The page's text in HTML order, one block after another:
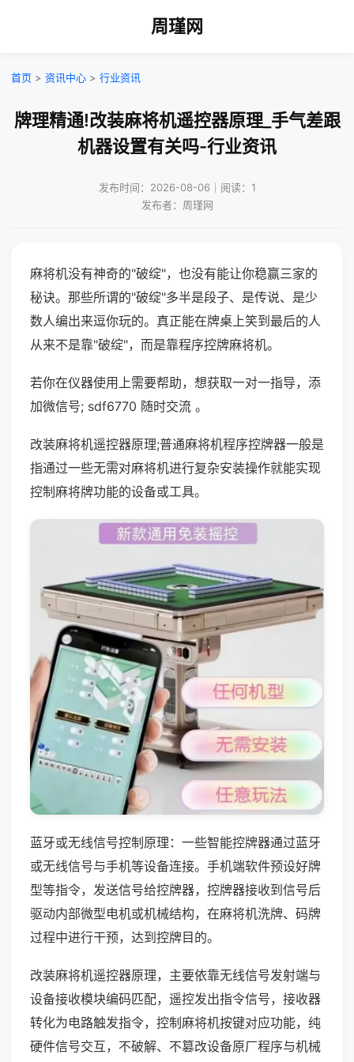
周瑾网
首页 > 资讯中心 > 行业资讯
牌理精通!改装麻将机遥控器原理_手气差跟
机器设置有关吗-行业资讯
发布时间：2026-08-06｜阅读：1
发布者：周瑾网
麻将机没有神奇的"破绽"，也没有能让你稳赢三家的
秘诀。那些所谓的"破绽"多半是段子、是传说、是少
数人编出来逗你玩的。真正能在牌桌上笑到最后的人
从来不是靠"破绽"，而是靠程序控牌麻将机。
若你在仪器使用上需要帮助，想获取一对一指导，添
加微信号; sdf6770 随时交流 。
改装麻将机遥控器原理;普通麻将机程序控牌器一般是
指通过一些无需对麻将机进行复杂安装操作就能实现
控制麻将牌功能的设备或工具。
蓝牙或无线信号控制原理：一些智能控牌器通过蓝牙
或无线信号与手机等设备连接。手机端软件预设好牌
型等指令，发送信号给控牌器，控牌器接收到信号后
驱动内部微型电机或机械结构，在麻将机洗牌、码牌
过程中进行干预，达到控牌目的。
改装麻将机遥控器原理，主要依靠无线信号发射端与
设备接收模块编码匹配，遥控发出指令信号，接收器
转化为电路触发指令，控制麻将机按键对应功能，纯
硬件信号交互，不破解、不篡改设备原厂程序与机械